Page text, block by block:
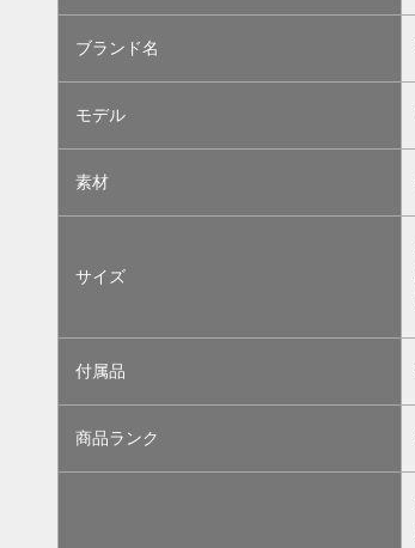
ブランド名
モデル
素材
サイズ
付属品
商品ランク